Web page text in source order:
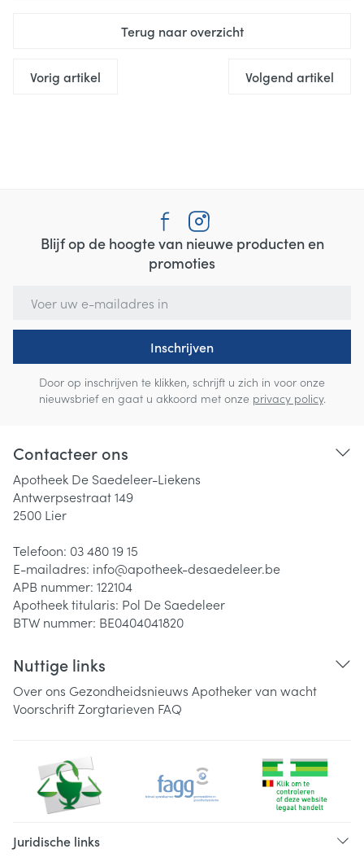
Terug naar overzicht
Vorig artikel Volgend artikel
Blijf op de hoogte van nieuwe producten en
promoties
Inschrijven
Door op inschrijven te klikken, schrijft u zich in voor onze
nieuwsbrief en gaat u akkoord met onze privacy policy.
Contacteer ons
Apotheek De Saedeleer-Liekens
Antwerpsestraat 149
2500 Lier
Telefoon: 03 480 19 15
E-mailadres: info@apotheek-desaedeleer.be
APB nummer: 122104
Apotheek titularis: Pol De Saedeleer
BTW nummer: BE0404041820
Nuttige links
Over ons Gezondheidsnieuws Apotheker van wacht
VoorschriftZorgtarieven FAQ
Juridische links